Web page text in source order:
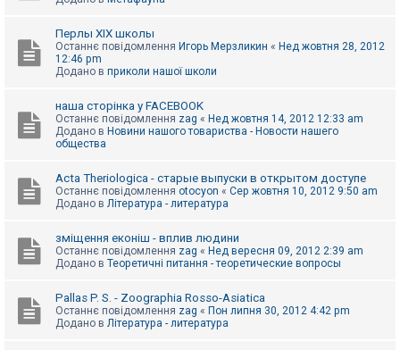
Перлы ХІХ школы
Останнє повідомлення Игорь Мерзликин « Нед жовтня 28, 2012
12:46 pm
Додано в приколи нашої школи
наша сторінка у FACEBOOK
Останнє повідомлення zag « Нед жовтня 14, 2012 12:33 am
Додано в Новини нашого товариства - Новости нашего
общества
Acta Theriologica - старые выпуски в открытом доступе
Останнє повідомлення otocyon « Сер жовтня 10, 2012 9:50 am
Додано в Література - литература
зміщення еконіш - вплив людини
Останнє повідомлення zag « Нед вересня 09, 2012 2:39 am
Додано в Теоретичні питання - теоретические вопросы
Pallas P. S. - Zoographia Rosso-Asiatica
Останнє повідомлення zag « Пон липня 30, 2012 4:42 pm
Додано в Література - литература